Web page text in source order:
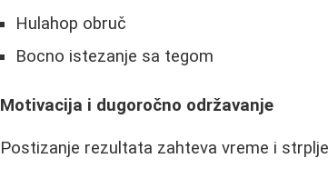
Hulahop obruč
Bocno istezanje sa tegom
Motivacija i dugoročno održavanje
Postizanje rezultata zahteva vreme i